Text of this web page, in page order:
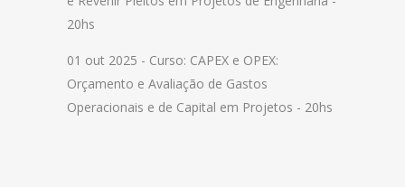
20hs
01 out 2025 - Curso: CAPEX e OPEX:
Orçamento e Avaliação de Gastos
Operacionais e de Capital em Projetos - 20hs